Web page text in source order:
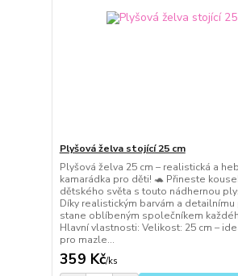
Plyšová želva stojící 25 cm
Plyšová želva 25 cm – realistická a
kamarádka pro děti! 🐢 Přineste
dětského světa s touto nádhernou
Díky realistickým barvám a
stane oblíbeným společníkem
Hlavní vlastnosti: Velikost: 25 cm –
pro mazle...
359 Kč/ks